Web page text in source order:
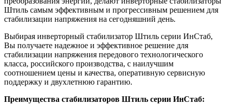
Штиль самым эффективным и прогрессивным решением для
стабилизации напряжения на сегодняшний день.
Выбирая инверторный стабилизатор Штиль серии ИнСтаб,
Вы получаете надежное и эффективное решение для
стабилизации напряжения передового технологического
класса, российского производства, с наилучшим
соотношением цены и качества, оперативную сервисную
поддержку и двухлетнюю гарантию.
Преимущества стабилизаторов Штиль серии ИнСтаб: